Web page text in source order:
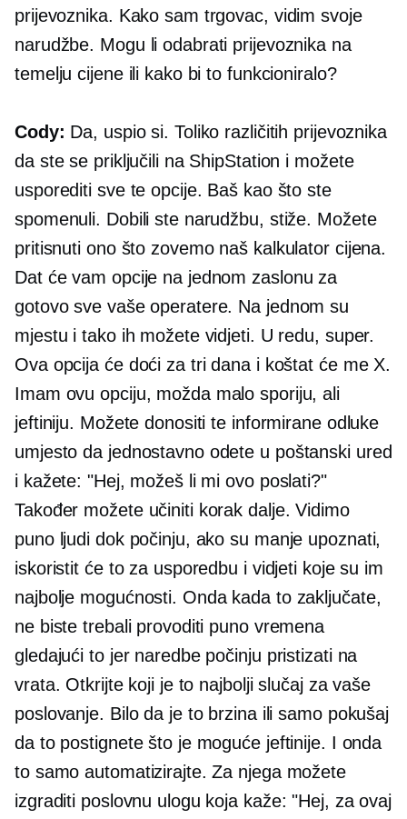
prijevoznika. Kako sam trgovac, vidim svoje
narudžbe. Mogu li odabrati prijevoznika na
temelju cijene ili kako bi to funkcioniralo?
Cody: Da, uspio si. Toliko različitih prijevoznika
da ste se priključili na ShipStation i možete
usporediti sve te opcije. Baš kao što ste
spomenuli. Dobili ste narudžbu, stiže. Možete
pritisnuti ono što zovemo naš kalkulator cijena.
Dat će vam opcije na jednom zaslonu za
gotovo sve vaše operatere. Na jednom su
mjestu i tako ih možete vidjeti. U redu, super.
Ova opcija će doći za tri dana i koštat će me X.
Imam ovu opciju, možda malo sporiju, ali
jeftiniju. Možete donositi te informirane odluke
umjesto da jednostavno odete u poštanski ured
i kažete: "Hej, možeš li mi ovo poslati?"
Također možete učiniti korak dalje. Vidimo
puno ljudi dok počinju, ako su manje upoznati,
iskoristit će to za usporedbu i vidjeti koje su im
najbolje mogućnosti. Onda kada to zaključate,
ne biste trebali provoditi puno vremena
gledajući to jer naredbe počinju pristizati na
vrata. Otkrijte koji je to najbolji slučaj za vaše
poslovanje. Bilo da je to brzina ili samo pokušaj
da to postignete što je moguće jeftinije. I onda
to samo automatizirajte. Za njega možete
izgraditi poslovnu ulogu koja kaže: "Hej, za ovaj